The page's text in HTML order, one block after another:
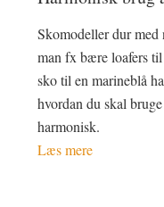
Skomodeller dur
man fx bære loafers
sko til en marineblå
hvordan du skal
harmonisk.
Læs mere